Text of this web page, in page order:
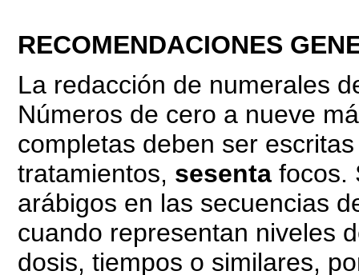
RECOMENDACIONES
La redacción de numerales
Números de cero a nueve
completas deben ser
tratamientos, sesenta focos.
arábigos en las secuencias
cuando representan niveles
dosis, tiempos o similares,